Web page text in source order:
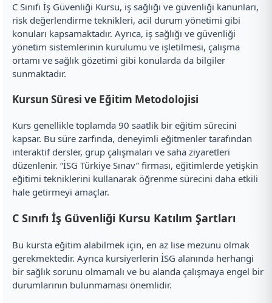
C Sınıfı İş Güvenliği Kursu, iş sağlığı ve güvenliği kanunları,
risk değerlendirme teknikleri, acil durum yönetimi gibi
konuları kapsamaktadır. Ayrıca, iş sağlığı ve güvenliği
yönetim sistemlerinin kurulumu ve işletilmesi, çalışma
ortamı ve sağlık gözetimi gibi konularda da bilgiler
sunmaktadır.
Kursun Süresi ve Eğitim Metodolojisi
Kurs genellikle toplamda 90 saatlik bir eğitim sürecini
kapsar. Bu süre zarfında, deneyimli eğitmenler tarafından
interaktif dersler, grup çalışmaları ve saha ziyaretleri
düzenlenir. “İSG Türkiye Sınav” firması, eğitimlerde yetişkin
eğitimi tekniklerini kullanarak öğrenme sürecini daha etkili
hale getirmeyi amaçlar.
C Sınıfı İş Güvenliği Kursu Katılım Şartları
Bu kursta eğitim alabilmek için, en az lise mezunu olmak
gerekmektedir. Ayrıca kursiyerlerin İSG alanında herhangi
bir sağlık sorunu olmamalı ve bu alanda çalışmaya engel bir
durumlarının bulunmaması önemlidir.